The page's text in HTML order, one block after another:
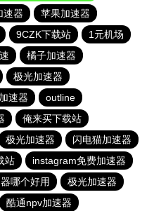
速器
苹果加速器
9CZK下载站
1元机场
橘子加速器
极光加速器
速器
outline
俺来买下载站
极光加速器
闪电猫加速器
站
instagram免费加速器
哪个好用
极光加速器
酷通npv加速器